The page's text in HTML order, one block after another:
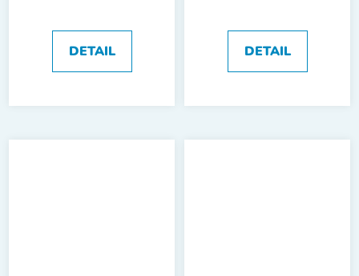
DETAIL
A
DETAIL